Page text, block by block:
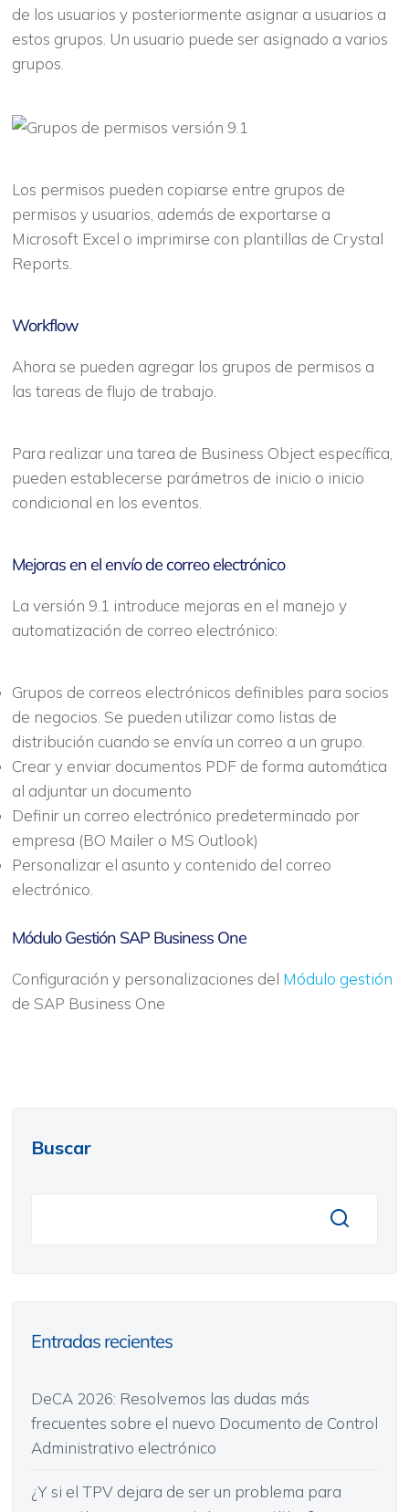
de los usuarios y posteriormente asignar a usuarios a
estos grupos. Un usuario puede ser asignado a varios
grupos.
Los permisos pueden copiarse entre grupos de
permisos y usuarios, además de exportarse a
Microsoft Excel o imprimirse con plantillas de Crystal
Reports.
Workflow
Ahora se pueden agregar los grupos de permisos a
las tareas de flujo de trabajo.
Para realizar una tarea de Business Object específica,
pueden establecerse parámetros de inicio o inicio
condicional en los eventos.
Mejoras en el envío de correo electrónico
La versión 9.1 introduce mejoras en el manejo y
automatización de correo electrónico:
Grupos de correos electrónicos definibles para socios
de negocios. Se pueden utilizar como listas de
distribución cuando se envía un correo a un grupo.
Crear y enviar documentos PDF de forma automática
al adjuntar un documento
Definir un correo electrónico predeterminado por
empresa (BO Mailer o MS Outlook)
Personalizar el asunto y contenido del correo
electrónico.
Módulo Gestión SAP Business One
Configuración y personalizaciones del Módulo gestión
de SAP Business One
Buscar
Entradas recientes
DeCA 2026: Resolvemos las dudas más
frecuentes sobre el nuevo Documento de Control
Administrativo electrónico
¿Y si el TPV dejara de ser un problema para